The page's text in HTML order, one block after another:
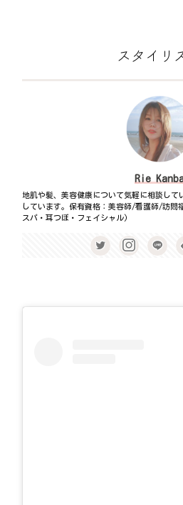
スタイリ
Rie
地肌や髪、美容健康について気軽に相談して
しています。保有資格：美容師/看護師/訪問
スパ・耳つぼ・フェイシャル)